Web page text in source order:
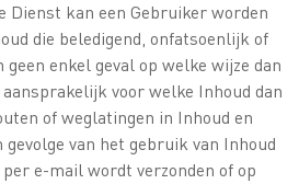
Dienst kan een Gebruiker worden
die beledigend, onfatsoenlijk of
geen enkel geval op welke wijze dan
voor welke Inhoud dan
of weglatingen in Inhoud en
van het gebruik van Inhoud
e-mail wordt verzonden of op